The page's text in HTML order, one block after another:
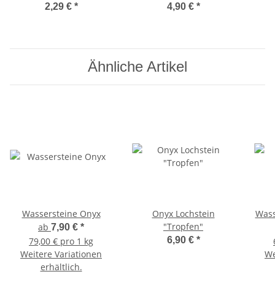
2,29 € * 4,90 € *
Ähnliche Artikel
Wassersteine Onyx
ab 7,90 € *
79,00 € pro 1 kg
Weitere Variationen
erhältlich.
Onyx Lochstein
"Tropfen"
6,90 € *